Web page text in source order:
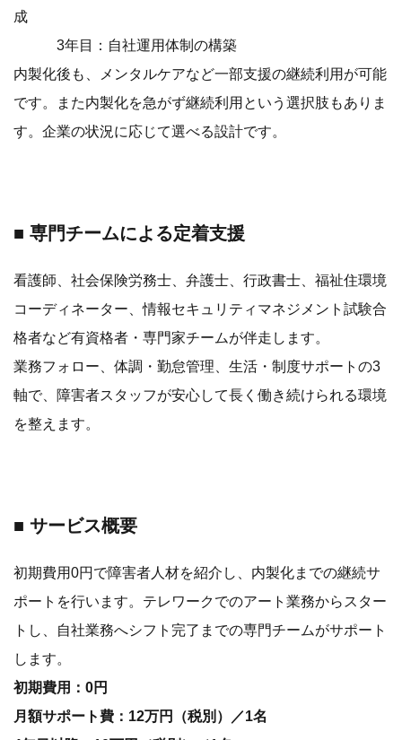
成
3年目：自社運用体制の構築
内製化後も、メンタルケアなど一部支援の継続利用が可能
です。また内製化を急がず継続利用という選択肢もありま
す。企業の状況に応じて選べる設計です。
■ 専門チームによる定着支援
看護師、社会保険労務士、弁護士、行政書士、福祉住環境
コーディネーター、情報セキュリティマネジメント試験合
格者など有資格者・専門家チームが伴走します。
業務フォロー、体調・勤怠管理、生活・制度サポートの3
軸で、障害者スタッフが安心して長く働き続けられる環境
を整えます。
■ サービス概要
初期費用0円で障害者人材を紹介し、内製化までの継続サ
ポートを行います。テレワークでのアート業務からスター
トし、自社業務へシフト完了までの専門チームがサポート
します。
初期費用：0円
月額サポート費：12万円（税別）／1名